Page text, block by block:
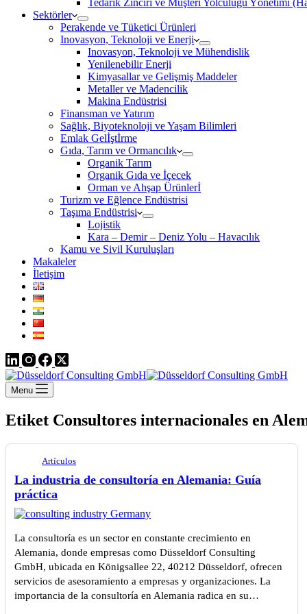
Tedarik Zinciri ve Müşteri Yolculuğu Yönetimi
Sektörler
Perakende ve Tüketici Ürünleri
Inovasyon, Teknoloji ve Enerji
Inovasyon, Teknoloji ve Mühendislik
Yenilenebilir Enerji
Kimyasallar ve Gelişmiş Maddeler
Metaller ve Madencilik
Makina Endüstrisi
Finansman ve Yatırım
Sağlık, Biyoteknoloji ve Yaşam Bilimleri
Emlak Gelİştİrme
Gıda, Tarım ve Ormancılık
Organik Tarım
Organik Gıda ve İçecek
Orman ve Ahşap Ürünlerİ
Turizm ve Eğlence Endüstrisi
Taşıma Endüstrisi
Lojistik
Kara – Demir – Deniz Yolu – Havacılık
Kamu ve Sivil Kuruluşları
Makaleler
İletişim
Menu
Etiket Consultores internacionales en
Artículos
La industria de consultoría en Alemania: Guía
práctica
La consultoría es un sector en constante crecimiento en
Alemania, donde empresas como Düsseldorf Consulting
GmbH, ubicada en Königsallee 22, 40212 Düsseldorf, ofrecen
servicios de asesoramiento a empresas y organizaciones. La
importancia de la consultoría en Alemania radica en su…